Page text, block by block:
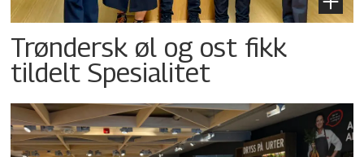
Trøndersk øl og ost fikk
tildelt Spesialitet